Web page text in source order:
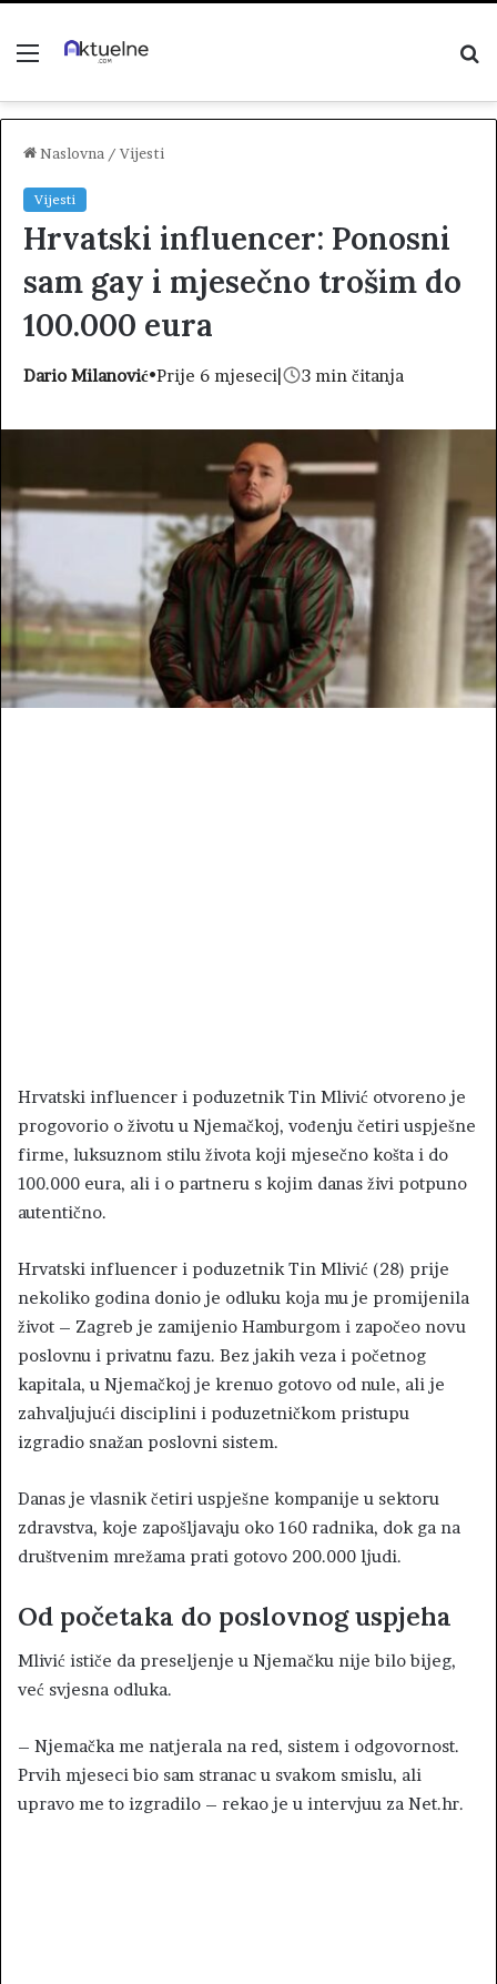
Menu
Naslovna / Vijesti
Vijesti
Hrvatski influencer: Ponosni
sam gay i mjesečno trošim do
100.000 eura
Dario Milanović•Prije 6 mjeseci| 3 min čitanja
Hrvatski influencer i poduzetnik Tin Mlivić otvoreno je
progovorio o životu u Njemačkoj, vođenju četiri uspješne
firme, luksuznom stilu života koji mjesečno košta i do
100.000 eura, ali i o partneru s kojim danas živi potpuno
autentično.
Hrvatski influencer i poduzetnik Tin Mlivić (28) prije
nekoliko godina donio je odluku koja mu je promijenila
život – Zagreb je zamijenio Hamburgom i započeo novu
poslovnu i privatnu fazu. Bez jakih veza i početnog
kapitala, u Njemačkoj je krenuo gotovo od nule, ali je
zahvaljujući disciplini i poduzetničkom pristupu
izgradio snažan poslovni sistem.
Danas je vlasnik četiri uspješne kompanije u sektoru
zdravstva, koje zapošljavaju oko 160 radnika, dok ga na
društvenim mrežama prati gotovo 200.000 ljudi.
Od početaka do poslovnog uspjeha
Mlivić ističe da preseljenje u Njemačku nije bilo bijeg,
već svjesna odluka.
– Njemačka me natjerala na red, sistem i odgovornost.
Prvih mjeseci bio sam stranac u svakom smislu, ali
upravo me to izgradilo – rekao je u intervjuu za Net.hr.